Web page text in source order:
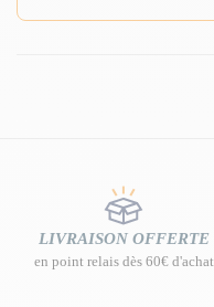
LIVRAISON OFFERTE
en point relais dès 60€ d'achat